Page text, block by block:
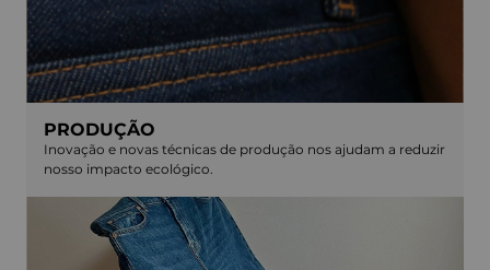
PRODUÇÃO
Inovação e novas técnicas de produção nos ajudam a reduzir
nosso impacto ecológico.